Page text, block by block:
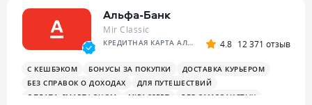
Альфа-Банк
Mir Classic
КРЕДИТНАЯ КАРТА АЛЬФА-БАНКА 4.8 12 371 отзыв
С КЕШБЭКОМ БОНУСЫ ЗА ПОКУПКИ
ДОСТАВКА КУРЬЕРОМ
БЕЗ СПРАВОК О ДОХОДАХ
ДЛЯ ПУТЕШЕСТВИЙ
ОПЛАТА СМАРТФОНОМ
MIRACCEPT
ДЛЯ САМОЗАНЯТЫХ